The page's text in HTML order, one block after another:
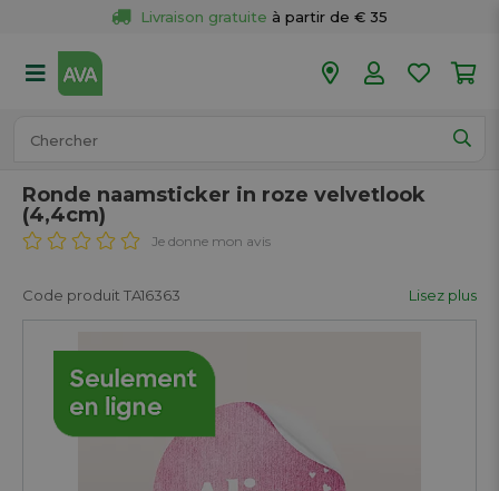
Livraison gratuite à partir de € 35
50 magasins
Ronde naamsticker in roze velvetlook
(4,4cm)
Je donne mon avis
Code produit TA16363 Lisez plus